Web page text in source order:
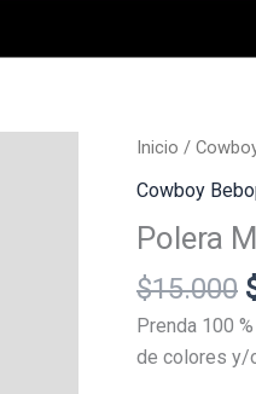
Inicio /
Cowboy
Polera
$15.000
Prenda 100
de colores y/